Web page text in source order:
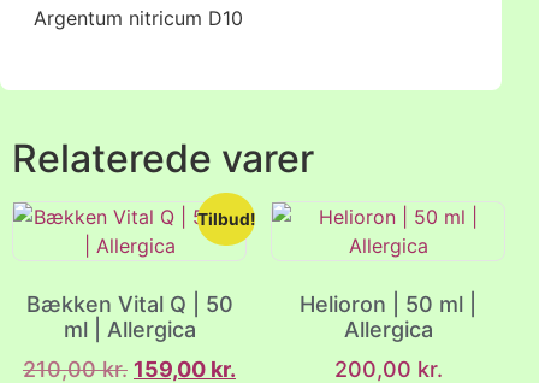
Argentum nitricum D10
Relaterede varer
Tilbud!
Bækken Vital Q | 50
ml | Allergica
210,00kr. 159,00 kr.
Helioron | 50 ml |
Allergica
200,00 kr.